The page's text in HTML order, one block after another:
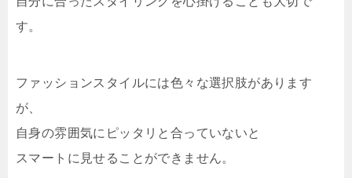
す。
ファッションスタイルには色々な選択肢があります
が、
自身の雰囲気にピッタリと合っていないと
スマートに見せることができません。